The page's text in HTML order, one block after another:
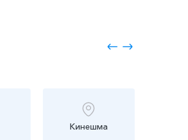
Кинешма